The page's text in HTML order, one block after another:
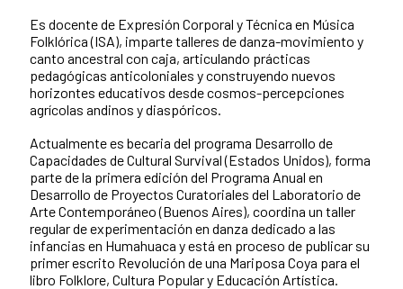
Es docente de Expresión Corporal y Técnica en Música
Folklórica (ISA), imparte talleres de danza-movimiento y
canto ancestral con caja, articulando prácticas
pedagógicas anticoloniales y construyendo nuevos
horizontes educativos desde cosmos-percepciones
agrícolas andinos y diaspóricos.
Actualmente es becaria del programa Desarrollo de
Capacidades de Cultural Survival (Estados Unidos), forma
parte de la primera edición del Programa Anual en
Desarrollo de Proyectos Curatoriales del Laboratorio de
Arte Contemporáneo (Buenos Aires), coordina un taller
regular de experimentación en danza dedicado a las
infancias en Humahuaca y está en proceso de publicar su
primer escrito Revolución de una Mariposa Coya para el
libro Folklore, Cultura Popular y Educación Artística.